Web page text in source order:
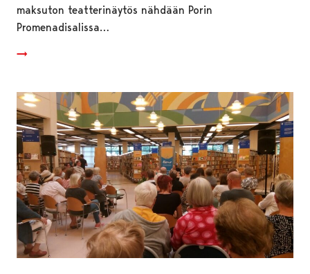
maksuton teatterinäytös nähdään Porin
Promenadisalissa…